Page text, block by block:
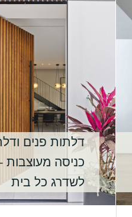
דלתות פנים
כניסה מעוצבות
לשדרג כל בית